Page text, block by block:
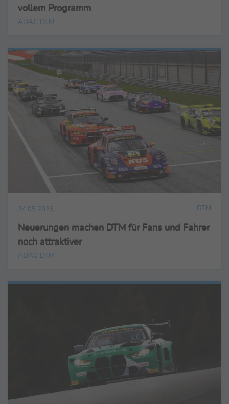
vollem Programm
ADAC DTM
24.05.2023 DTM
Neuerungen machen DTM für Fans und Fahrer
noch attraktiver
ADAC DTM